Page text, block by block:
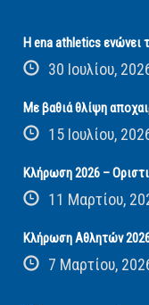
Η ena athletics ενώνει
30 Ιουλίου,
Με βαθιά θλίψη
15 Ιουλίου,
Κλήρωση 2026 –
11 Μαρτίου,
Κλήρωση Αθλητών
7 Μαρτίου,